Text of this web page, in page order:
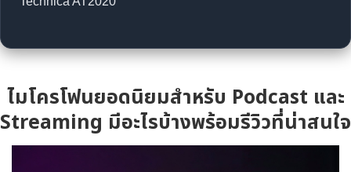
ไมโครโฟนยอดนิยมสำหรับ Podcast และ
Streaming มีอะไรบ้างพร้อมรีวิวที่น่าสนใจ